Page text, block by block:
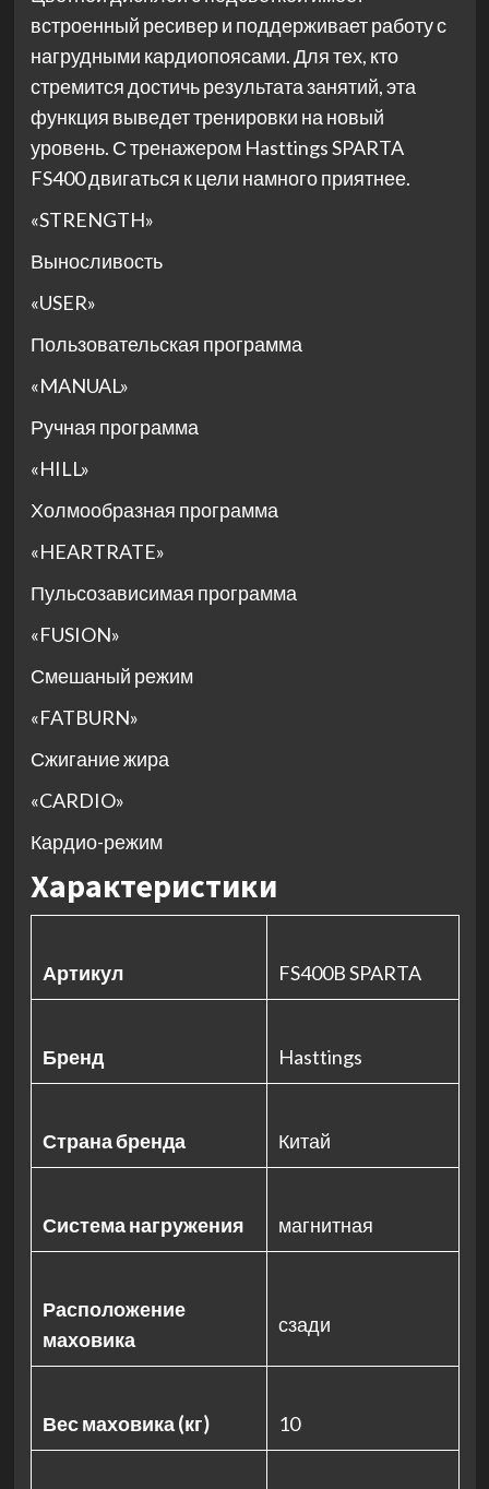
встроенный ресивер и поддерживает работу с
нагрудными кардиопоясами. Для тех, кто
стремится достичь результата занятий, эта
функция выведет тренировки на новый
уровень. С тренажером Hasttings SPARTA
FS400 двигаться к цели намного приятнее.
«STRENGTH»
Выносливость
«USER»
Пользовательская программа
«MANUAL»
Ручная программа
«HILL»
Холмообразная программа
«HEARTRATE»
Пульсозависимая программа
«FUSION»
Смешаный режим
«FATBURN»
Сжигание жира
«CARDIO»
Кардио-режим
Характеристики
Артикул FS400B SPARTA
Бренд Hasttings
Страна бренда Китай
Система нагружения магнитная
Расположение
маховика
сзади
Вес маховика (кг) 10